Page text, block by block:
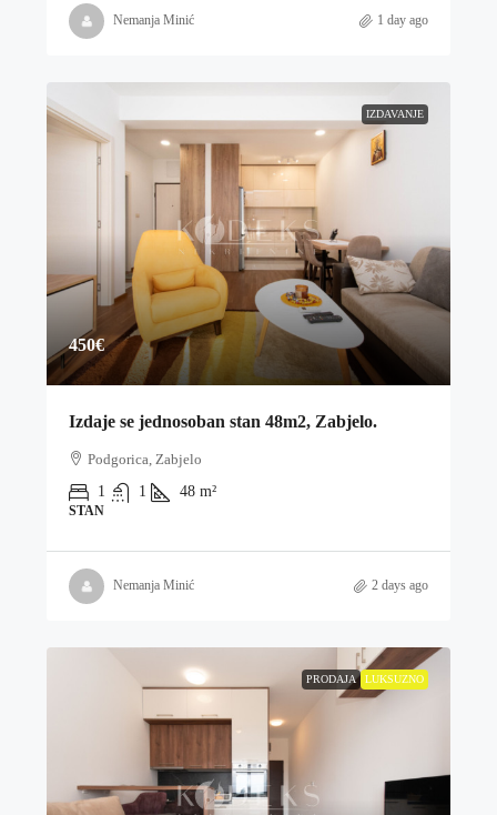
Nemanja Minić 1 day ago
IZDAVANJE
450€
Izdaje se jednosoban stan 48m2, Zabjelo.
Podgorica, Zabjelo
1
1 48 m²
STAN
Nemanja Minić 2 days ago
PRODAJA LUKSUZNO